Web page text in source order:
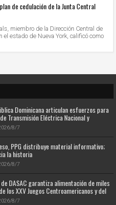
de cedulación de la Junta Central
miembro de la Dirección Central de
el estado de Nueva York, calificó como
Dominicana articulan esfuerzos para
Transmisión Eléctrica Nacional y
8/7
PPG distribuye material informativo;
la historia
8/7
DASAC garantiza alimentación de miles
los XXV Juegos Centroamericanos y del
8/7